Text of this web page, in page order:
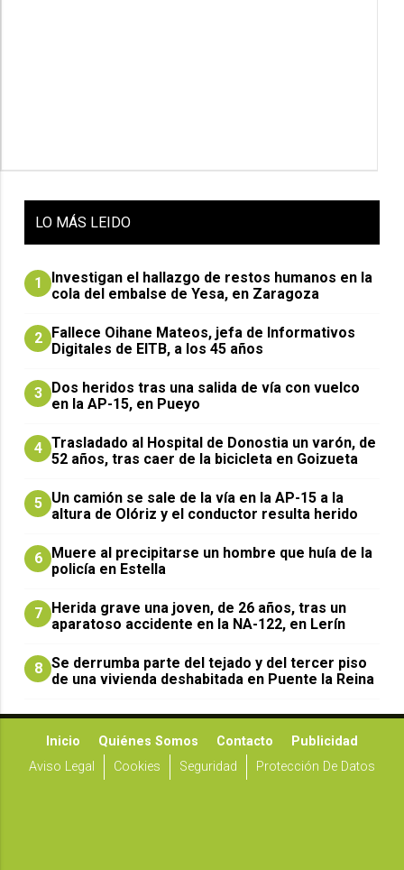
LO MÁS LEIDO
1
Investigan el hallazgo de restos humanos en la
cola del embalse de Yesa, en Zaragoza
2
Fallece Oihane Mateos, jefa de Informativos
Digitales de EITB, a los 45 años
3
Dos heridos tras una salida de vía con vuelco
en la AP-15, en Pueyo
4 Trasladado al Hospital de Donostia un varón, de
52 años, tras caer de la bicicleta en Goizueta
5 Un camión se sale de la vía en la AP-15 a la
altura de Olóriz y el conductor resulta herido
6
Muere al precipitarse un hombre que huía de la
policía en Estella
7
Herida grave una joven, de 26 años, tras un
aparatoso accidente en la NA-122, en Lerín
8 Se derrumba parte del tejado y del tercer piso
de una vivienda deshabitada en Puente la Reina
Inicio Quiénes Somos Contacto
Publicidad
Aviso Legal
Cookies Seguridad Protección De Datos